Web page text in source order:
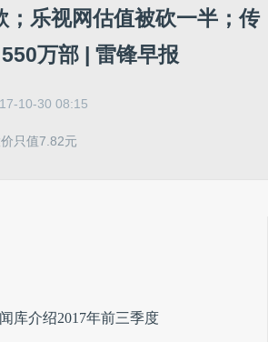
乐视网估值被砍一半；传
万部 | 雷锋早报
10-30 08:15
只值7.82元
库介绍2017年前三季度